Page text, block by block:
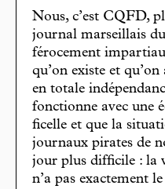
Nous, c’est CQFD,
journal marseillais
férocement
qu’on existe et
en totale
fonctionne avec une
ficelle et que la
journaux pirates de
jour plus difficile : la
n’a pas exactement